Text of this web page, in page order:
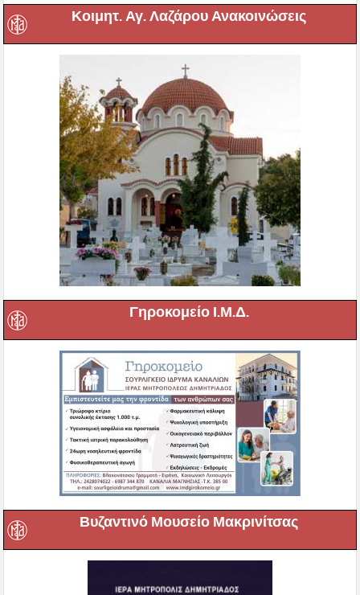
Κοιμητ. Αγ. Λαζάρου Ανακοινώσεις
Γηροκομείο Ι.Μ.Δ.
Βυζαντινό Μουσείο Μακρινίτσας